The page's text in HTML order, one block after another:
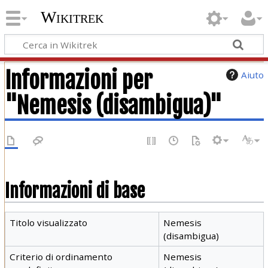
Wikitrek
Aiuto
Informazioni per
"Nemesis (disambigua)"
Informazioni di base
Titolo visualizzato
Nemesis
(disambigua)
Criterio di ordinamento
Nemesis